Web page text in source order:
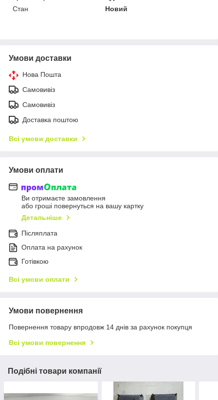
Стан
Новий
Умови доставки
Нова Пошта
Самовивіз
Самовивіз
Доставка поштою
Всі умови доставки
Умови оплати
Ви отримаєте замовлення
або гроші повернуться на вашу картку
Детальніше
Післяплата
Оплата на рахунок
Готівкою
Всі умови оплати
Умови повернення
Повернення товару впродовж 14 днів за рахунок покупця
Всі умови повернення
Подібні товари компанії